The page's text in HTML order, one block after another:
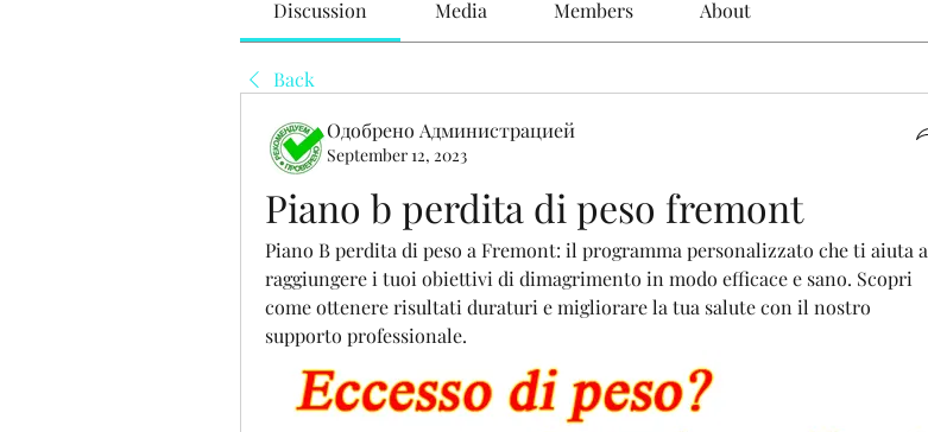
Discussion Media Members About
Back
Одобрено Администрацией
September 12, 2023
Piano b perdita di peso fremont
Piano B perdita di peso a Fremont: il programma personalizzato che ti aiuta a
raggiungere i tuoi obiettivi di dimagrimento in modo efficace e sano. Scopri
come ottenere risultati duraturi e migliorare la tua salute con il nostro
supporto professionale.